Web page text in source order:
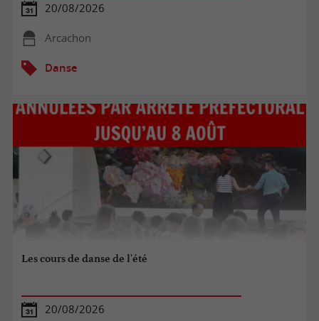
20/08/2026
Arcachon
Danse
Les cours de danse de l'été
20/08/2026